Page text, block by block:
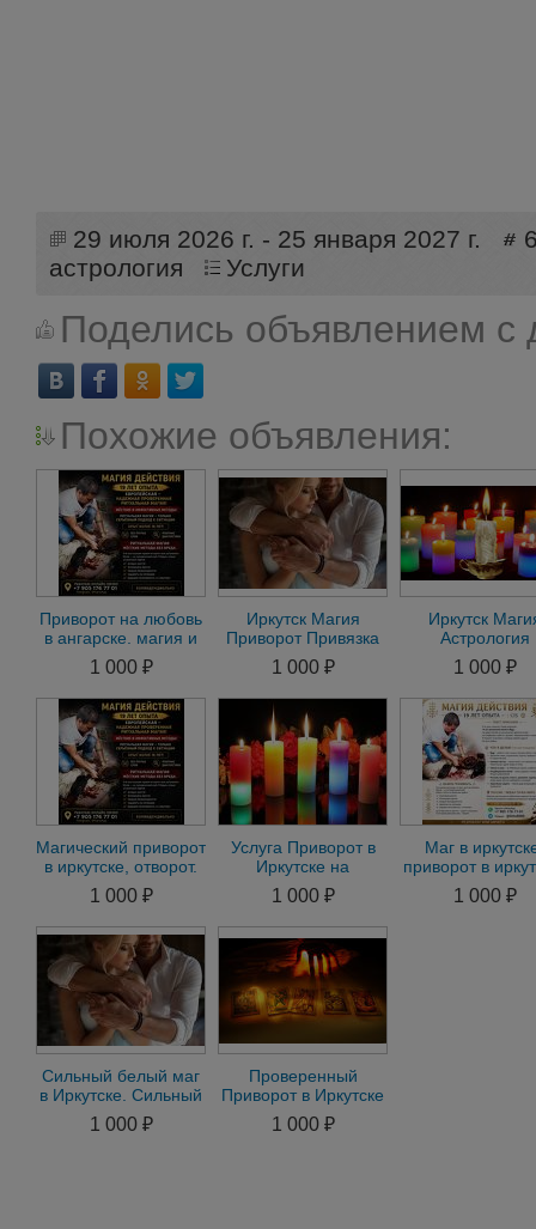
29 июля 2026 г. - 25 января 2027 г.
астрология
Услуги
Поделись объявлением с
Похожие объявления:
Приворот на любовь
в ангарске. магия и
магические услуги в
ангарске
1 000 ₽
Иркутск Магия
Приворот Привязка
Присушка Гадание
1 000 ₽
Иркутск
Астрология
Семейный
на Любимого
Любовная
1 000 ₽
Магический приворот
в иркутске, отворот.
привязка, любовная
магия
1 000 ₽
Услуга Приворот в
Иркутске на
Мужчину. Приворот
на Женщину по Фото
1 000 ₽
Маг в
приворот в
гадание
1 000 ₽
Сильный белый маг
в Иркутске. Сильный
приворот в Иркутске
1 000 ₽
Проверенный
Приворот в Иркутске
онлайн магия
гадание
1 000 ₽